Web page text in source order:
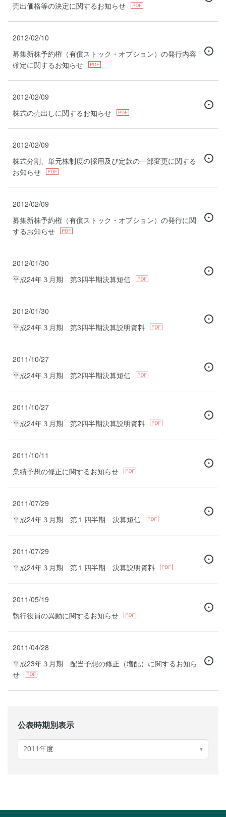
売出価格等の決定に関するお知らせ
2012/02/10
募集新株予約権（有償ストック・オプション）の発行内容
確定に関するお知らせ
2012/02/09
株式の売出しに関するお知らせ
2012/02/09
株式分割、単元株制度の採用及び定款の一部変更に関する
お知らせ
2012/02/09
募集新株予約権（有償ストック・オプション）の発行に関
するお知らせ
2012/01/30
平成24年３月期 第3四半期決算短信
2012/01/30
平成24年３月期 第3四半期決算説明資料
2011/10/27
平成24年３月期 第2四半期決算短信
2011/10/27
平成24年３月期 第2四半期決算説明資料
2011/10/11
業績予想の修正に関するお知らせ
2011/07/29
平成24年３月期 第１四半期 決算短信
2011/07/29
平成24年３月期 第１四半期 決算説明資料
2011/05/19
執行役員の異動に関するお知らせ
2011/04/28
平成23年３月期 配当予想の修正（増配）に関するお知ら
せ
公表時期別表示